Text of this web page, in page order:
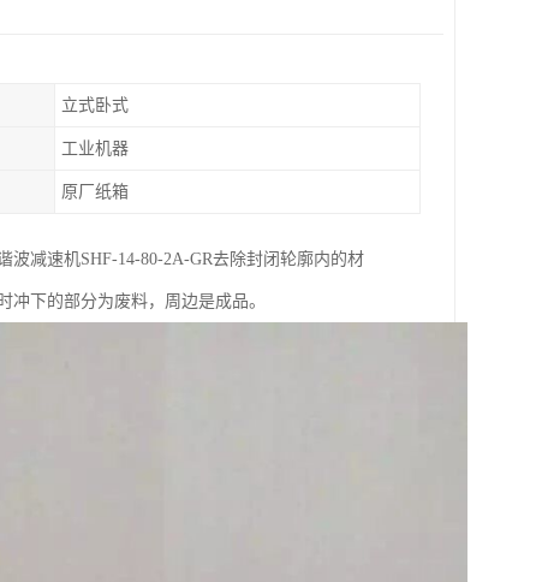
立式卧式
工业机器
原厂纸箱
减速机SHF-14-80-2A-GR去除封闭轮廓内的材
下的部分为废料，周边是成品。